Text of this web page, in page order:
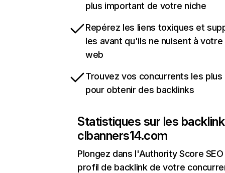
plus important de votre niche
Repérez les liens toxiques et
les avant qu'ils ne nuisent à
web
Trouvez vos concurrents les
pour obtenir des backlinks
Statistiques sur les
clbanners14.com
Plongez dans l'Authority Score
profil de backlink de votre